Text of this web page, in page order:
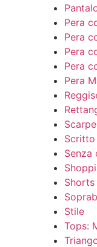
Pera
Pera
Pera
Pera
Pera
Scarpe
Senza
Shorts
Stile
Tops: